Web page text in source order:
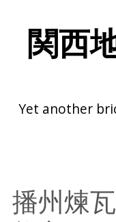
関西
Yet another
播州煉